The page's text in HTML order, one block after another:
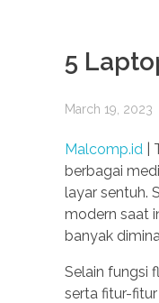
5
March 19, 2023
Malcomp.id |
berbagai
layar sentuh.
modern saat
banyak
Selain fungsi
serta fitur-